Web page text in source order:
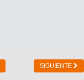
SIGUIENTE